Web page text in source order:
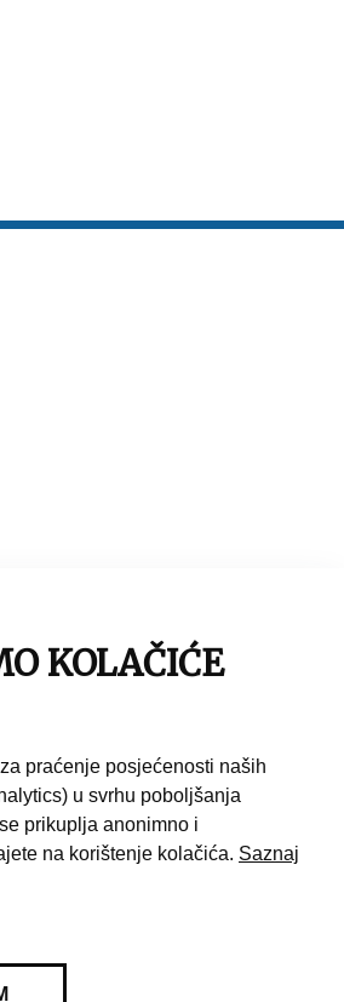
KOLAČIĆE
praćenje posjećenosti naših
u svrhu poboljšanja
prikuplja anonimno i
na korištenje kolačića. Saznaj